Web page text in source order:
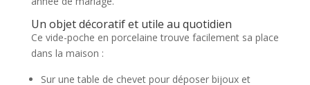
Un objet décoratif et utile au quotidien
Ce vide-poche en porcelaine trouve facilement sa place
dans la maison :
Sur une table de chevet pour déposer bijoux et